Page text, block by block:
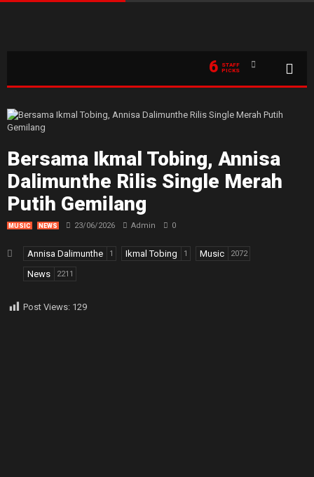
6
STAFF
PICKS
Bersama Ikmal Tobing, Annisa
Dalimunthe Rilis Single Merah
Putih Gemilang
MUSIC NEWS 23/06/2026 Admin 0
Annisa Dalimunthe 1 Ikmal Tobing 1 Music 2072
News 2211
Post Views: 129